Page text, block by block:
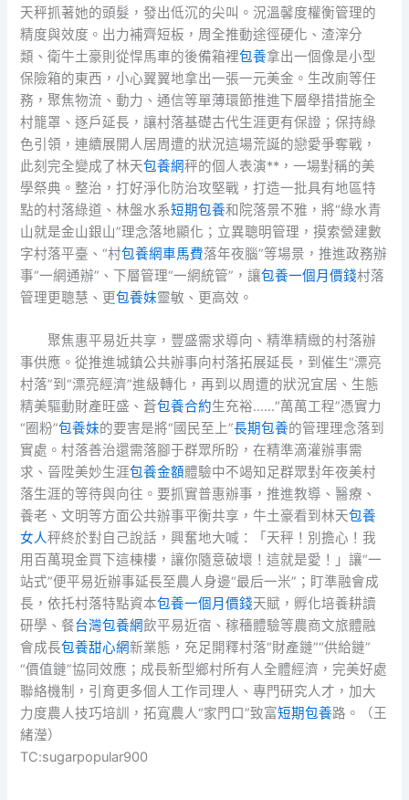
天秤抓著她的頭髮，發出低沉的尖叫。況溫馨度權衡管理的
精度與效度。出力補齊短板，周全推動途徑硬化、渣滓分
類、衛牛土豪則從悍馬車的後備箱裡包養拿出一個像是小型
保險箱的東西，小心翼翼地拿出一張一元美金。生改廁等任
務，聚焦物流、動力、通信等單薄環節推進下層舉措措施全
村籠罩、逐戶延長，讓村落基礎古代生涯更有保證；保持綠
色引領，連續展開人居周遭的狀況這場荒誕的戀愛爭奪戰，
此刻完全變成了林天包養網秤的個人表演**，一場對稱的美
學祭典。整治，打好淨化防治攻堅戰，打造一批具有地區特
點的村落綠道、林盤水系短期包養和院落景不雅，將“綠水青
山就是金山銀山”理念落地顯化；立異聰明管理，摸索營建數
字村落平臺、“村包養網車馬費落年夜腦”等場景，推進政務辦
事“一網通辦”、下層管理“一網統管”，讓包養一個月價錢村落
管理更聰慧、更包養妹靈敏、更高效。
聚焦惠平易近共享，豐盛需求導向、精準精緻的村落辦
事供應。從推進城鎮公共辦事向村落拓展延長，到催生“漂亮
村落”到“漂亮經濟”進級轉化，再到以周遭的狀況宜居、生態
精美驅動財產旺盛、蒼包養合約生充裕……“萬萬工程”憑實力
“圈粉”包養妹的要害是將“國民至上”長期包養的管理理念落到
實處。村落善治還需落腳于群眾所盼，在精準滴灌辦事需
求、晉陞美妙生涯包養金額體驗中不竭知足群眾對年夜美村
落生涯的等待與向往。要抓實普惠辦事，推進教導、醫療、
養老、文明等方面公共辦事平衡共享，牛土豪看到林天包養
女人秤終於對自己說話，興奮地大喊：「天秤！別擔心！我
用百萬現金買下這棟樓，讓你隨意破壞！這就是愛！」讓“一
站式”便平易近辦事延長至農人身邊“最后一米”；盯準融會成
長，依托村落特點資本包養一個月價錢天賦，孵化培養耕讀
研學、餐台灣包養網飲平易近宿、稼穡體驗等農商文旅體融
會成長包養甜心網新業態，充足開釋村落“財產鏈”“供給鏈”
“價值鏈”協同效應；成長新型鄉村所有人全體經濟，完美好處
聯絡機制，引育更多個人工作司理人、專門研究人才，加大
力度農人技巧培訓，拓寬農人“家門口”致富短期包養路。（王
緒瀅）
TC:sugarpopular900